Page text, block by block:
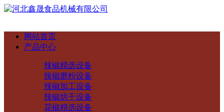
网站首页
产品中心
辣椒精选设备
辣椒磨粉设备
辣椒加工设备
辣椒烘干设备
花椒精选设备